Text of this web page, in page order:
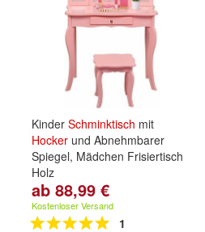
Kinder Schminktisch mit
Hocker und Abnehmbarer
Spiegel, Mädchen Frisiertisch
Holz
ab 88,99 €
Kostenloser Versand
1